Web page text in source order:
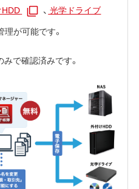
、 光学ドライブ
理が可能です。
で確認済みです。